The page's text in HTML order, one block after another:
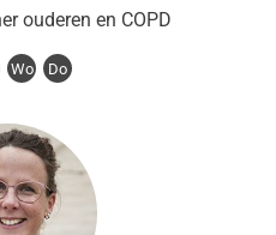
ouderen en COPD
Wo Do